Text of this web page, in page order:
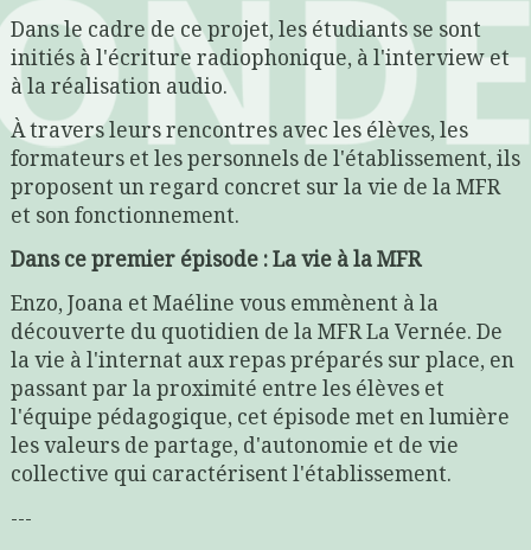
Dans le cadre de ce projet, les étudiants se sont
initiés à l'écriture radiophonique, à l'interview et
à la réalisation audio.
À travers leurs rencontres avec les élèves, les
formateurs et les personnels de l'établissement, ils
proposent un regard concret sur la vie de la MFR
et son fonctionnement.
Dans ce premier épisode : La vie à la MFR
Enzo, Joana et Maéline vous emmènent à la
découverte du quotidien de la MFR La Vernée. De
la vie à l'internat aux repas préparés sur place, en
passant par la proximité entre les élèves et
l'équipe pédagogique, cet épisode met en lumière
les valeurs de partage, d'autonomie et de vie
collective qui caractérisent l'établissement.
---